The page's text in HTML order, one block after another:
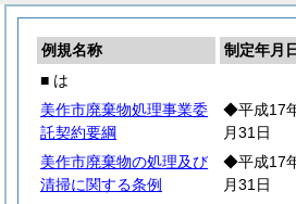
例規名称 制定年月日
■ は
美作市廃棄物処理事業委
託契約要綱
◆平成17
月31日
美作市廃棄物の処理及び
清掃に関する条例
◆平成17
月31日